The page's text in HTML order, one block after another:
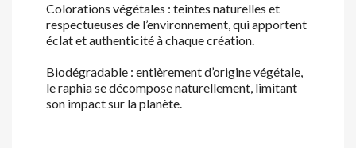
Colorations végétales : teintes naturelles et
respectueuses de l’environnement, qui apportent
éclat et authenticité à chaque création.
Biodégradable : entièrement d’origine végétale,
le raphia se décompose naturellement, limitant
son impact sur la planète.